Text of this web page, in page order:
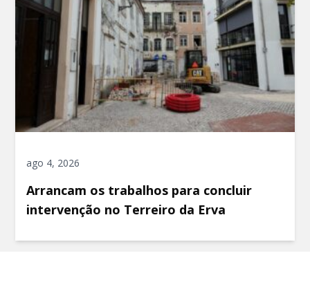
ago 4, 2026
Arrancam os trabalhos para concluir
intervenção no Terreiro da Erva